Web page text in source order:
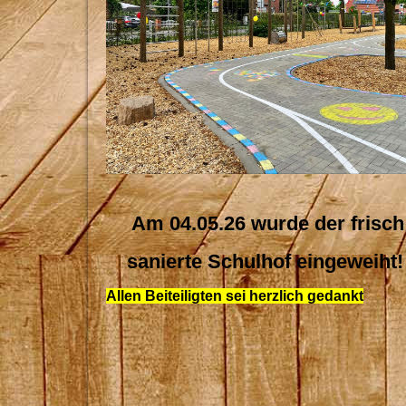
Am 04.05.26 wurde der frisch
sanierte Schulhof
Allen Beiteiligten sei herzlich gedankt